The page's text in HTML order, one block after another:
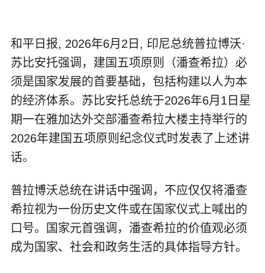
和平日报, 2026年6月2日, 印尼总统普拉博沃·
苏比安托强调，建国五项原则（潘查希拉）必
须是国家发展的首要基础，包括构建以人为本
的经济体系。苏比安托总统于2026年6月1日星
期一在雅加达外交部潘查希拉大楼主持举行的
2026年建国五项原则纪念仪式时发表了上述讲
话。
普拉博沃总统在讲话中强调，不应仅仅将潘查
希拉视为一份历史文件或在国家仪式上喊出的
口号。国家元首强调，潘查希拉的价值观必须
成为国家、社会和政务生活的具体指导方针。